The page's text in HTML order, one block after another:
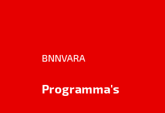
BNNVARA
Programma's